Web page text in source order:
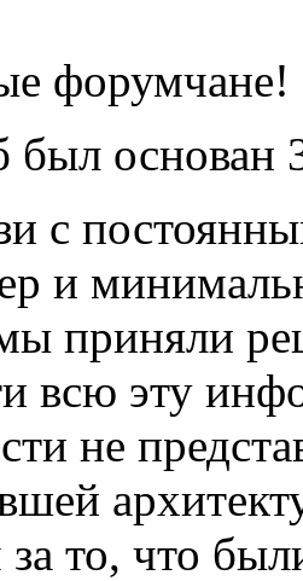
форумчане!
основан
с
и
приняли
всю эту
не
то, что